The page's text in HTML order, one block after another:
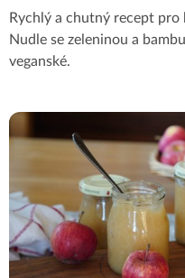
Rychlý a chutný recept pro
Nudle se zeleninou a
veganské.